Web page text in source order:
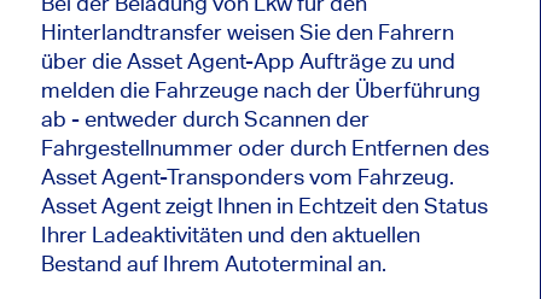
Hinterlandtransfer weisen Sie den Fahrern
über die Asset Agent-App Aufträge zu und
melden die Fahrzeuge nach der Überführung
ab - entweder durch Scannen der
Fahrgestellnummer oder durch Entfernen des
Asset Agent-Transponders vom Fahrzeug.
Asset Agent zeigt Ihnen in Echtzeit den Status
Ihrer Ladeaktivitäten und den aktuellen
Bestand auf Ihrem Autoterminal an.